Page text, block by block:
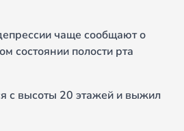
чаще сообщают о
состоянии полости рта
с высоты 20 этажей и выжил